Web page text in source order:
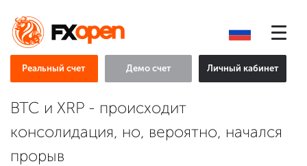
Реальный счет Демо счет Личный кабинет
BTC и XRP - происходит
консолидация, но, вероятно, начался
прорыв